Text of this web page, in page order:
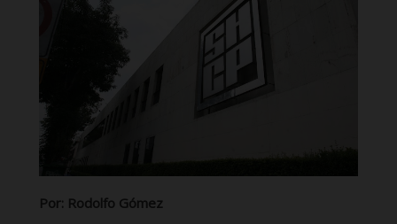
Por: Rodolfo Gómez